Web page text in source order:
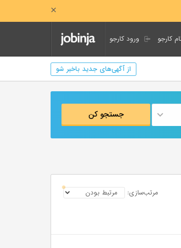
ورود کارجو کارجو
از آگهی‌های جدید باخبر شو
جستجو کن
مرتب‌سازی: